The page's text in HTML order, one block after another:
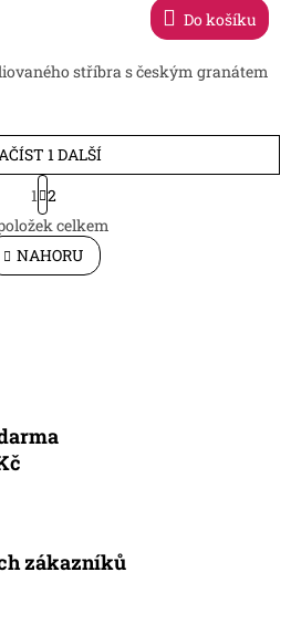
Do košíku
stříbra s českým granátem
O
v
l
á
k
i
s
1 DALŠÍ
S
t
r
á
n
k
1 2
celkem
NAHORU
zákazníků